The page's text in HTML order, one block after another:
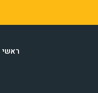
ראשי